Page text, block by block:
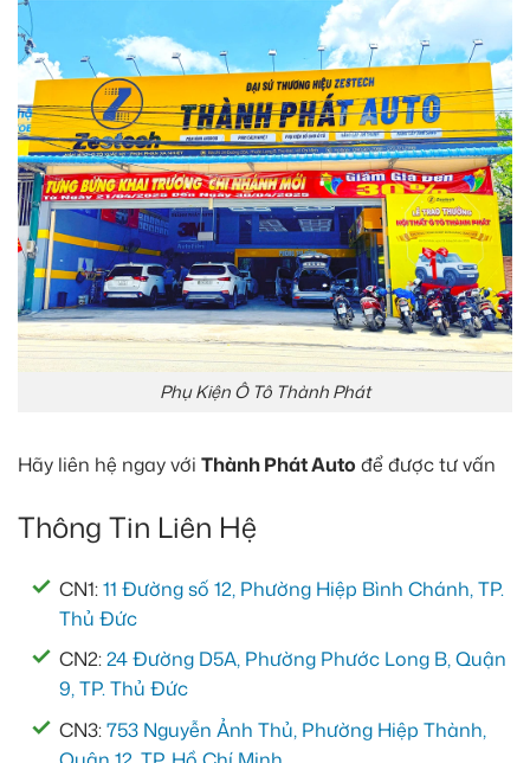
Phụ Kiện Ô Tô Thành Phát
Hãy liên hệ ngay với Thành Phát Auto để được tư vấn
Thông Tin Liên Hệ
CN1:11 Đường số 12, Phường Hiệp Bình Chánh, TP.
Thủ Đức
CN2:24 Đường D5A, Phường Phước Long B, Quận
9, TP. Thủ Đức
CN3:753 Nguyễn Ảnh Thủ, Phường Hiệp Thành,